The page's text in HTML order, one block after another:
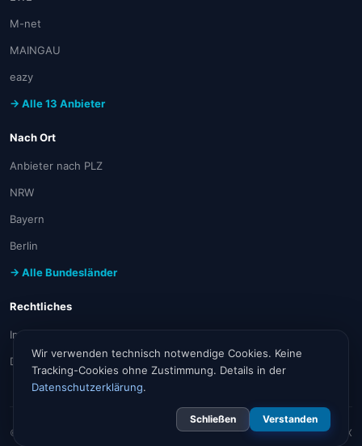
M-net
MAINGAU
eazy
→ Alle 13 Anbieter
Nach Ort
Anbieter nach PLZ
NRW
Bayern
Berlin
→ Alle Bundesländer
Rechtliches
Impressum
Datenschutz
© 2026 internet-verfuegbarkeit.de Angebote viaTARIFFUXX
Wir verwenden technisch notwendige Cookies. Keine
Tracking-Cookies ohne Zustimmung. Details in der
Datenschutzerklärung.
Schließen Verstanden